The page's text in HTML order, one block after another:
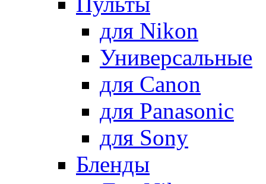
для Nikon
Универсальные
для Canon
для Panasonic
для Sony
Бленды